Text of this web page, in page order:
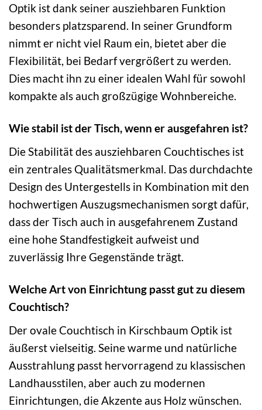
Optik ist dank seiner ausziehbaren Funktion
besonders platzsparend. In seiner Grundform
nimmt er nicht viel Raum ein, bietet aber die
Flexibilität, bei Bedarf vergrößert zu werden.
Dies macht ihn zu einer idealen Wahl für sowohl
kompakte als auch großzügige Wohnbereiche.
Wie stabil ist der Tisch, wenn er ausgefahren ist?
Die Stabilität des ausziehbaren Couchtisches ist
ein zentrales Qualitätsmerkmal. Das durchdachte
Design des Untergestells in Kombination mit den
hochwertigen Auszugsmechanismen sorgt dafür,
dass der Tisch auch in ausgefahrenem Zustand
eine hohe Standfestigkeit aufweist und
zuverlässig Ihre Gegenstände trägt.
Welche Art von Einrichtung passt gut zu diesem
Couchtisch?
Der ovale Couchtisch in Kirschbaum Optik ist
äußerst vielseitig. Seine warme und natürliche
Ausstrahlung passt hervorragend zu klassischen
Landhausstilen, aber auch zu modernen
Einrichtungen, die Akzente aus Holz wünschen.